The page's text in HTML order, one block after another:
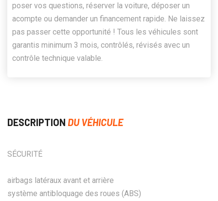
poser vos questions, réserver la voiture, déposer un
acompte ou demander un financement rapide. Ne laissez
pas passer cette opportunité ! Tous les véhicules sont
garantis minimum 3 mois, contrôlés, révisés avec un
contrôle technique valable.
DESCRIPTION DU VÉHICULE
SÉCURITÉ
airbags latéraux avant et arrière
système antibloquage des roues (ABS)